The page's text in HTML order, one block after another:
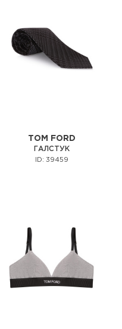
TOM FORD
ГАЛСТУК
ID: 39459